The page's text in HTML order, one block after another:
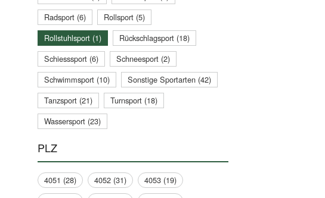
Radsport (6)
Rollsport (5)
Rollstuhlsport (1)
Rückschlagsport (18)
Schiesssport (6)
Schneesport (2)
Schwimmsport (10)
Sonstige Sportarten (42)
Tanzsport (21)
Turnsport (18)
Wassersport (23)
PLZ
4051 (28) 4052 (31)
4053 (19)